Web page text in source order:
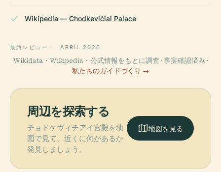
Wikipedia — Chodkevičiai Palace
最終レビュー： APRIL 2026
Wikidata・Wikipedia・公式情報をもとに調査 · 事実確認済み ·
私たちのガイドづくり →
周辺を探索する
チョドケヴィチアイ宮殿を地
図で見て、近くに何があるか
発見しましょう。
地図を見る